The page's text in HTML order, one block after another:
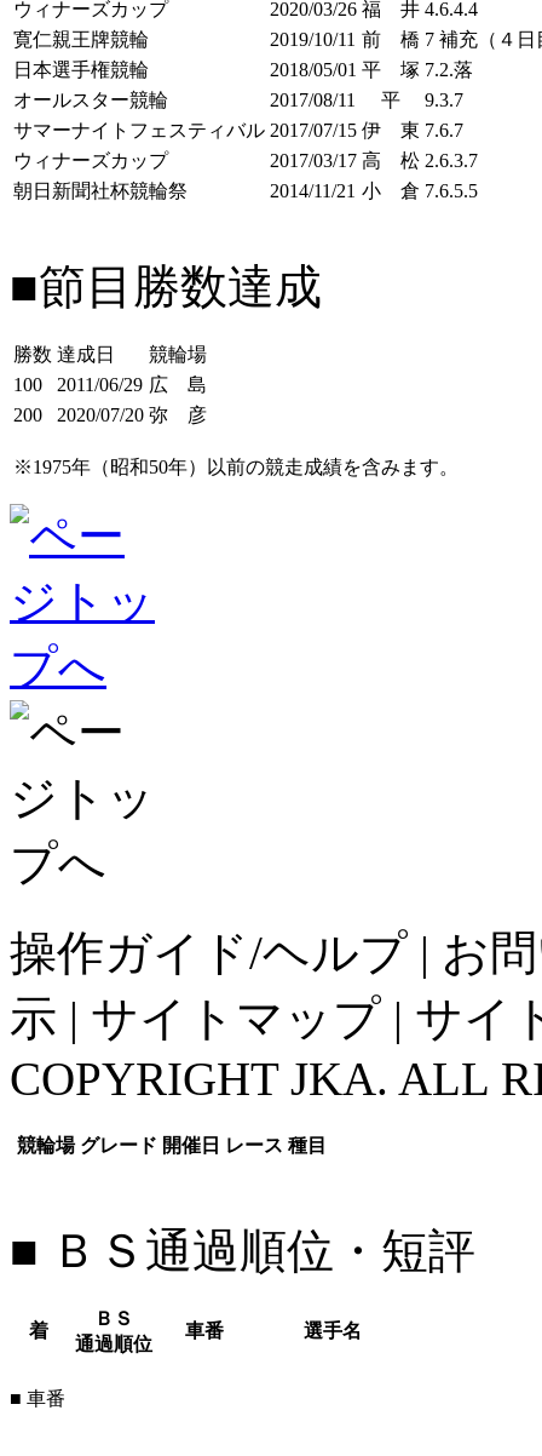
ウィナーズカップ
2020/03/26 福 井 4.6.4.4
寛仁親王牌競輪
2019/10/11 前 橋 7 補充（４日
日本選手権競輪
2018/05/01 平 塚 7.2.落
オールスター競輪
2017/08/11 平
9.3.7
サマーナイトフェスティバル 2017/07/15 伊 東 7.6.7
ウィナーズカップ
2017/03/17 高 松 2.6.3.7
朝日新聞社杯競輪祭
2014/11/21 小 倉 7.6.5.5
■節目勝数達成
勝数 達成日
競輪場
100
2011/06/29 広 島
200
2020/07/20 弥 彦
※1975年（昭和50年）以前の競走成績を含みます。
操作ガイド/ヘルプ | お
示 | サイトマップ | サイ
COPYRIGHT JKA. ALL
競輪場 グレード 開催日 レース 種目
■ ＢＳ通過順位・短評
着
ＢＳ
通過順位
車番 選手名
■ 車番